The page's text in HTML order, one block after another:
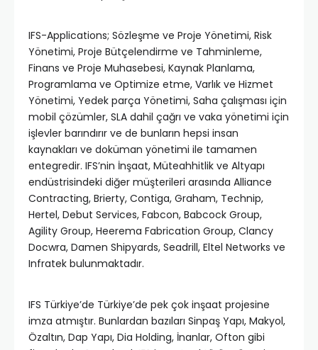
IFS-Applications; Sözleşme ve Proje Yönetimi, Risk
Yönetimi, Proje Bütçelendirme ve Tahminleme,
Finans ve Proje Muhasebesi, Kaynak Planlama,
Programlama ve Optimize etme, Varlık ve Hizmet
Yönetimi, Yedek parça Yönetimi, Saha çalışması için
mobil çözümler, SLA dahil çağrı ve vaka yönetimi için
işlevler barındırır ve de bunların hepsi insan
kaynakları ve doküman yönetimi ile tamamen
entegredir. IFS’nin İnşaat, Müteahhitlik ve Altyapı
endüstrisindeki diğer müşterileri arasında Alliance
Contracting, Brierty, Contiga, Graham, Technip,
Hertel, Debut Services, Fabcon, Babcock Group,
Agility Group, Heerema Fabrication Group, Clancy
Docwra, Damen Shipyards, Seadrill, Eltel Networks ve
Infratek bulunmaktadır.
IFS Türkiye’de Türkiye’de pek çok inşaat projesine
imza atmıştır. Bunlardan bazıları Sinpaş Yapı, Makyol,
Özaltın, Dap Yapı, Dia Holding, İnanlar, Ofton gibi